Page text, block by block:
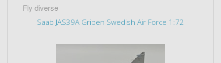
Fly diverse
Saab JAS39A Gripen Swedish Air Force 1:72